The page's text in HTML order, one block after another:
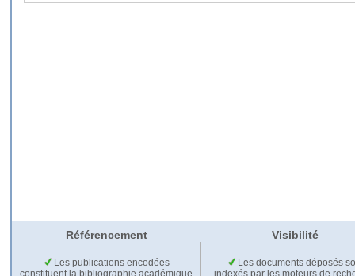
Référencement Visibilité
Les publications encodées
Les documents déposés